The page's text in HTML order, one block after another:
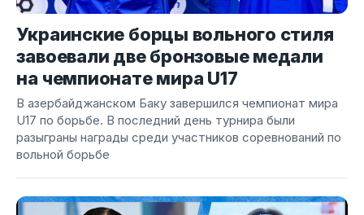
Украинские борцы вольного стиля
завоевали две бронзовые медали
на чемпионате мира U17
В азербайджанском Баку завершился чемпионат мира
U17 по борьбе. В последний день турнира были
разыграны награды среди участников соревнований по
вольной борьбе